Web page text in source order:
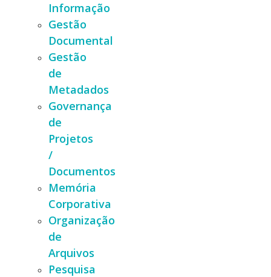
Informação
Gestão
Documental
Gestão
de
Metadados
Governança
de
Projetos
/
Documentos
Memória
Corporativa
Organização
de
Arquivos
Pesquisa